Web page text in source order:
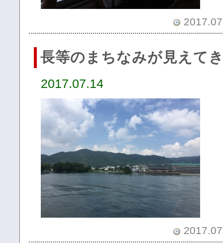
長等のまちなみが見えて
2017.07.14